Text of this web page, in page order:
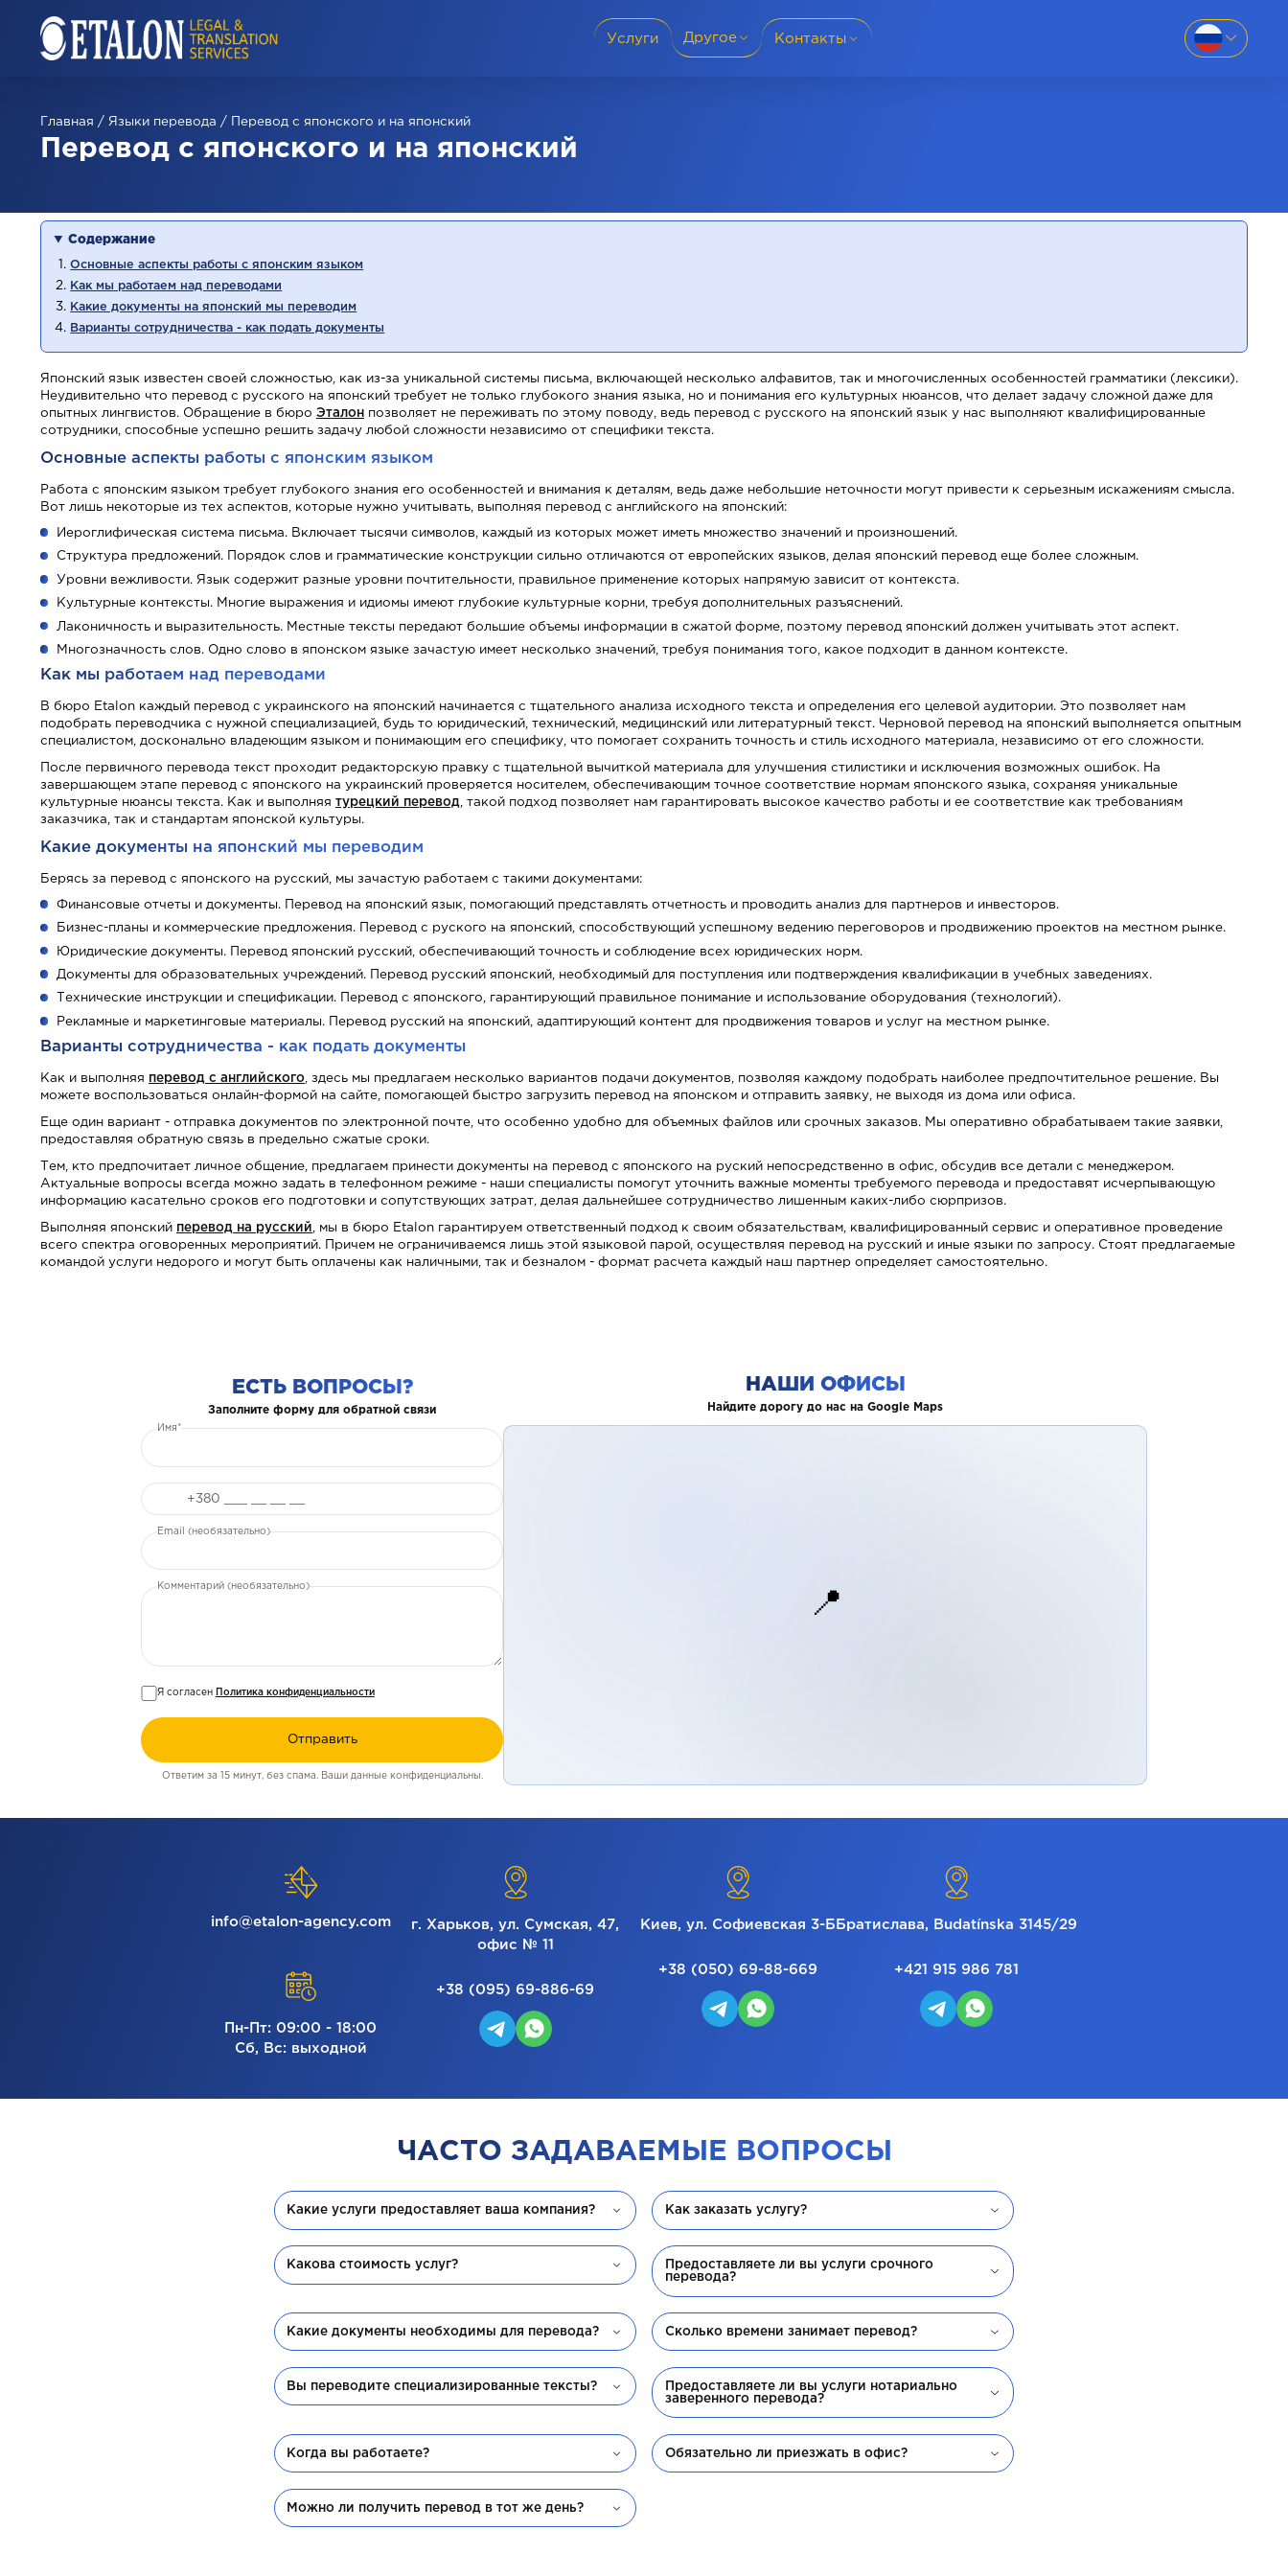
Услуги Другое
Для бизнеса
О компании
Контакты
+38 (050) 69-88-669
Главная / Языки перевода / Перевод с японского и на японский
Перевод с японского и на японский
Содержание
Основные аспекты работы с японским языком
Как мы работаем над переводами
Какие документы на японский мы переводим
Варианты сотрудничества - как подать документы
Японский язык известен своей сложностью, как из-за уникальной системы письма, включающей несколько алфавитов, так и многочисленных особенностей грамматики (лексики).
Неудивительно что перевод с русского на японский требует не только глубокого знания языка, но и понимания его культурных нюансов, что делает задачу сложной даже для
опытных лингвистов. Обращение в бюро Эталон позволяет не переживать по этому поводу, ведь перевод с русского на японский язык у нас выполняют квалифицированные
сотрудники, способные успешно решить задачу любой сложности независимо от специфики текста.
Основные аспекты работы с японским языком
Работа с японским языком требует глубокого знания его особенностей и внимания к деталям, ведь даже небольшие неточности могут привести к серьезным искажениям смысла.
Вот лишь некоторые из тех аспектов, которые нужно учитывать, выполняя перевод с английского на японский:
Иероглифическая система письма. Включает тысячи символов, каждый из которых может иметь множество значений и произношений.
Структура предложений. Порядок слов и грамматические конструкции сильно отличаются от европейских языков, делая японский перевод еще более сложным.
Уровни вежливости. Язык содержит разные уровни почтительности, правильное применение которых напрямую зависит от контекста.
Культурные контексты. Многие выражения и идиомы имеют глубокие культурные корни, требуя дополнительных разъяснений.
Лаконичность и выразительность. Местные тексты передают большие объемы информации в сжатой форме, поэтому перевод японский должен учитывать этот аспект.
Многозначность слов. Одно слово в японском языке зачастую имеет несколько значений, требуя понимания того, какое подходит в данном контексте.
Как мы работаем над переводами
В бюро Etalon каждый перевод с украинского на японский начинается с тщательного анализа исходного текста и определения его целевой аудитории. Это позволяет нам
подобрать переводчика с нужной специализацией, будь то юридический, технический, медицинский или литературный текст. Черновой перевод на японский выполняется опытным
специалистом, досконально владеющим языком и понимающим его специфику, что помогает сохранить точность и стиль исходного материала, независимо от его сложности.
После первичного перевода текст проходит редакторскую правку с тщательной вычиткой материала для улучшения стилистики и исключения возможных ошибок. На
завершающем этапе перевод с японского на украинский проверяется носителем, обеспечивающим точное соответствие нормам японского языка, сохраняя уникальные
культурные нюансы текста. Как и выполняя турецкий перевод , такой подход позволяет нам гарантировать высокое качество работы и ее соответствие как требованиям
заказчика, так и стандартам японской культуры.
Какие документы на японский мы переводим
Берясь за перевод с японского на русский, мы зачастую работаем с такими документами:
Финансовые отчеты и документы. Перевод на японский язык, помогающий представлять отчетность и проводить анализ для партнеров и инвесторов.
Бизнес-планы и коммерческие предложения. Перевод с руского на японский, способствующий успешному ведению переговоров и продвижению проектов на местном рынке.
Юридические документы. Перевод японский русский, обеспечивающий точность и соблюдение всех юридических норм.
Документы для образовательных учреждений. Перевод русский японский, необходимый для поступления или подтверждения квалификации в учебных заведениях.
Технические инструкции и спецификации. Перевод с японского, гарантирующий правильное понимание и использование оборудования (технологий).
Рекламные и маркетинговые материалы. Перевод русский на японский, адаптирующий контент для продвижения товаров и услуг на местном рынке.
Варианты сотрудничества - как подать документы
Как и выполняя перевод с английского , здесь мы предлагаем несколько вариантов подачи документов, позволяя каждому подобрать наиболее предпочтительное решение. Вы
можете воспользоваться онлайн-формой на сайте, помогающей быстро загрузить перевод на японском и отправить заявку, не выходя из дома или офиса.
Еще один вариант - отправка документов по электронной почте, что особенно удобно для объемных файлов или срочных заказов. Мы оперативно обрабатываем такие заявки,
предоставляя обратную связь в предельно сжатые сроки.
Тем, кто предпочитает личное общение, предлагаем принести документы на перевод с японского на руский непосредственно в офис, обсудив все детали с менеджером.
Актуальные вопросы всегда можно задать в телефонном режиме - наши специалисты помогут уточнить важные моменты требуемого перевода и предоставят исчерпывающую
информацию касательно сроков его подготовки и сопутствующих затрат, делая дальнейшее сотрудничество лишенным каких-либо сюрпризов.
Выполняя японский перевод на русский , мы в бюро Etalon гарантируем ответственный подход к своим обязательствам, квалифицированный сервис и оперативное проведение
всего спектра оговоренных мероприятий. Причем не ограничиваемся лишь этой языковой парой, осуществляя перевод на русский и иные языки по запросу. Стоят предлагаемые
командой услуги недорого и могут быть оплачены как наличными, так и безналом - формат расчета каждый наш партнер определяет самостоятельно.
ЕСТЬ ВОПРОСЫ?
Заполните форму для обратной связи
Имя*
Телефон
Email (необязательно)
Комментарий (необязательно)
Я согласен Политика конфиденциальности
Отправить
Ответим за 15 минут, без спама. Ваши данные конфиденциальны.
НАШИ ОФИСЫ
Найдите дорогу до нас на Google Maps
📍
info@etalon-agency.com
Пн-Пт: 09:00 - 18:00
Сб, Вс: выходной
г. Харьков, ул. Сумская, 47,
офис № 11
+38 (095) 69-886-69
Киев, ул. Софиевская 3-Б
+38 (050) 69-88-669
Братислава, Budatínska 3145/29
+421 915 986 781
ЧАСТО ЗАДАВАЕМЫЕ ВОПРОСЫ
Какие услуги предоставляет ваша компания? Как заказать услугу?
Какова стоимость услуг?
Предоставляете ли вы услуги срочного
перевода?
Какие документы необходимы для перевода? Сколько времени занимает перевод?
Вы переводите специализированные тексты?
Предоставляете ли вы услуги нотариально
заверенного перевода?
Когда вы работаете? Обязательно ли приезжать в офис?
Можно ли получить перевод в тот же день?